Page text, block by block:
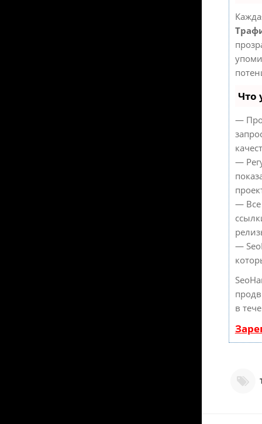
Что
—
—
— Все
—
в